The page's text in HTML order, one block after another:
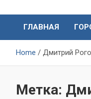
Севастополя
ГЛАВНАЯ
Home Дмитрий
Метка: